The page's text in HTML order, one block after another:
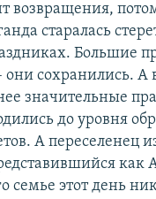
возвращения,
старалась
Большие
сохранились. А
значительные
до уровня
А переселенец
как
семье этот день